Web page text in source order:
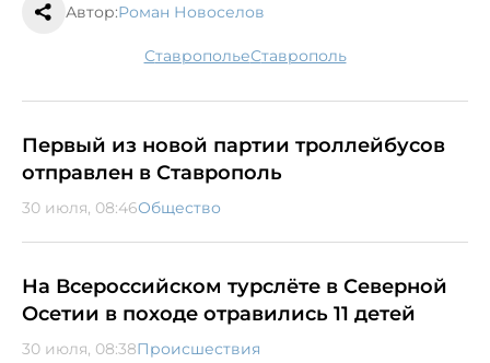
Автор:Роман Новоселов
Ставрополье Ставрополь
Первый из новой партии троллейбусов
отправлен в Ставрополь
30 июля, 08:46Общество
На Всероссийском турслёте в Северной
Осетии в походе отравились 11 детей
30 июля, 08:38Происшествия